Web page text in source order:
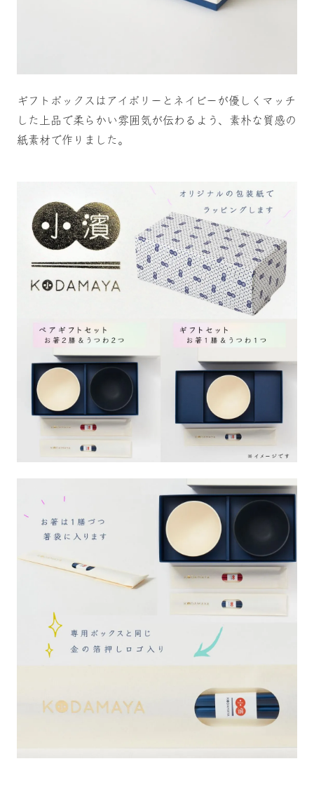
ギフトボックスはアイボリーとネイビーが優しくマッチ
した上品で柔らかい雰囲気が伝わるよう、素朴な質感の
紙素材で作りました。